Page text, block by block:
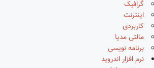
گرافیک
اینترنت
کاربردی
مالتی مدیا
برنامه نویسی
نرم افزار اندروید